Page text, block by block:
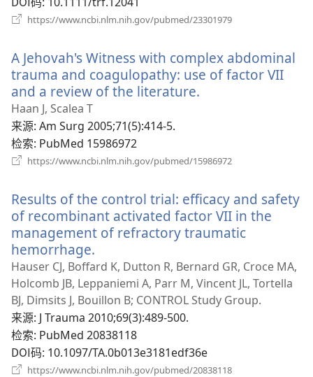
https://www.ncbi.nlm.nih.gov/pubmed/23301979
窗
口）
A Jehovah's Witness with complex abdominal
trauma and coagulopathy: use of factor VII
and a review of the literature.
口）
Haan J, Scalea T
来源‎: Am Surg 2005;71(5):414-5.
检索‎: PubMed 15986972
https://www.ncbi.nlm.nih.gov/pubmed/15986972
窗
口）
Results of the control trial: efficacy and safety
of recombinant activated factor VII in the
management of refractory traumatic
hemorrhage.
开
新
窗
口）
Hauser CJ, Boffard K, Dutton R, Bernard GR, Croce MA,
Holcomb JB, Leppaniemi A, Parr M, Vincent JL, Tortella
BJ, Dimsits J, Bouillon B; CONTROL Study Group.
来源‎: J Trauma 2010;69(3):489-500.
检索‎: PubMed 20838118
DOI码‎: 10.1097/TA.0b013e3181edf36e
https://www.ncbi.nlm.nih.gov/pubmed/20838118